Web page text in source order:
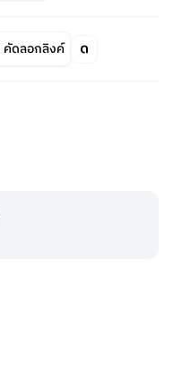
คัดลอกลิงค์